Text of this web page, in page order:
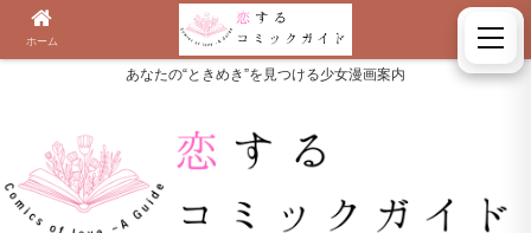
あなたの“ときめき”を見つける少女漫画案内
ホーム 検索